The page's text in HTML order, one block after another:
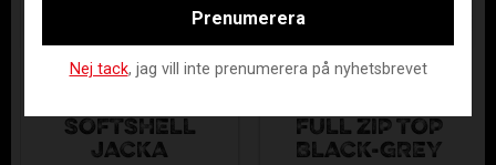
SOFTSHELL
JACKA
FULL ZIP TOP
BLACK-GREY
Prenumerera
Nej tack, jag vill inte prenumerera på nyhetsbrevet